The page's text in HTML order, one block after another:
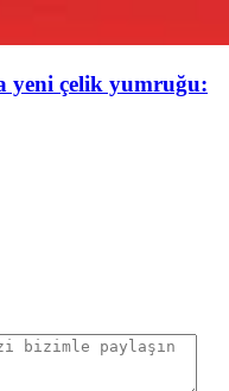
yeni çelik yumruğu: